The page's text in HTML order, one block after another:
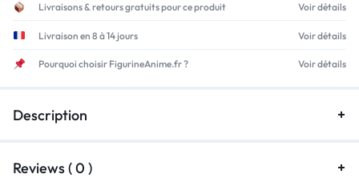
Livraisons & retours gratuits pour ce produit Voir détails
Livraison en 8 à 14 jours Voir détails
Pourquoi choisir FigurineAnime.fr ? Voir détails
Description
Reviews ( 0 )